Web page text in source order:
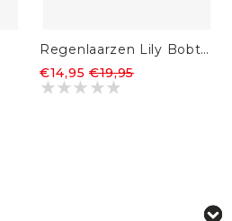
Regenlaarzen Lily Bobtail
€14,95 €19,95